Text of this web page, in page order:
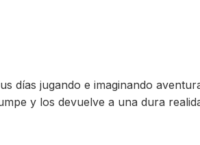
días jugando e imaginando
y los devuelve a una dura